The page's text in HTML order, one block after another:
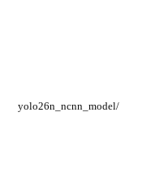
yolo26n_ncnn_model/